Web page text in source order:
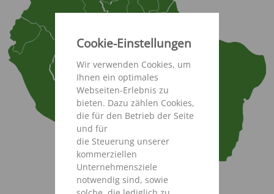
Cookie-Einstellungen
Wir verwenden Cookies, um
Ihnen ein optimales
Webseiten-Erlebnis zu
bieten. Dazu zählen Cookies,
die für den Betrieb der Seite
und für
die Steuerung unserer
kommerziellen
Unternehmensziele
notwendig sind, sowie